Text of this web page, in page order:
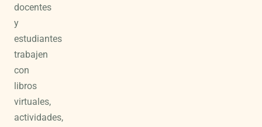
docentes
y
estudiantes
trabajen
con
libros
virtuales,
actividades,